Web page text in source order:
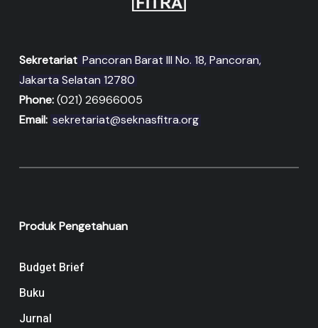
Sekretariat Pancoran Barat III No. 18, Pancoran,
Jakarta Selatan 12780
Phone:(021) 26966005
Email: sekretariat@seknasfitra.org
Produk Pengetahuan
Budget Brief
Buku
Jurnal